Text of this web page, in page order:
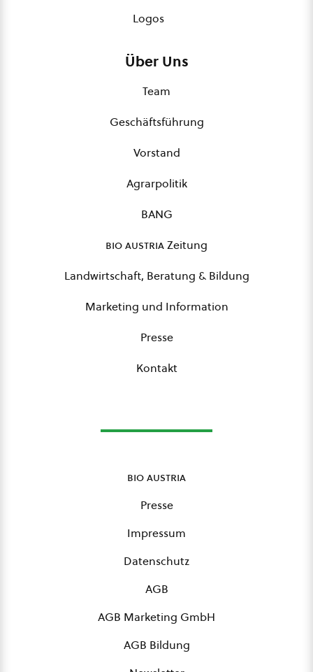
Logos
Über Uns
Team
Geschäftsführung
Vorstand
Agrarpolitik
BANG
bio austriaZeitung
Landwirtschaft, Beratung & Bildung
Marketing und Information
Presse
Kontakt
bio austria
Presse
Impressum
Datenschutz
AGB
AGB Marketing GmbH
AGB Bildung